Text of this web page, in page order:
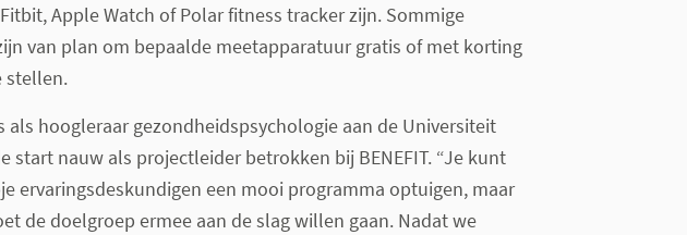
Apple Watch of Polar fitness tracker zijn. Sommige
van plan om bepaalde meetapparatuur gratis of met korting
stellen.
als hoogleraar gezondheidspsychologie aan de Universiteit
start nauw als projectleider betrokken bij BENEFIT. “Je kunt
ervaringsdeskundigen een mooi programma optuigen, maar
de doelgroep ermee aan de slag willen gaan. Nadat we